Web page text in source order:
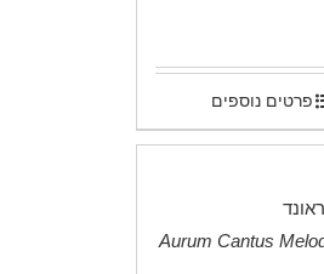
פרטים נוספים
Aurum Cantus